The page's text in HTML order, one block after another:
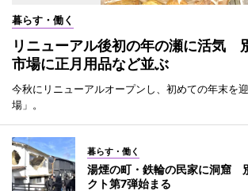
暮らす・働く
リニューアル後初の年の瀬に活気
市場に正月用品など並ぶ
今秋にリニューアルオープンし、初めての年末を
場」。
暮らす・働く
湯煙の町・鉄輪の民家に洞窟
クト第7弾始まる